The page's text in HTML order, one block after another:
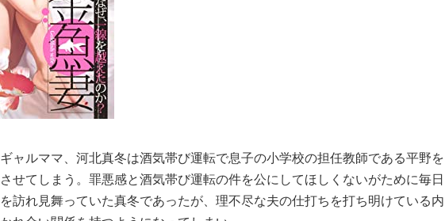
ャルママ、河北真冬は酒気帯び運転で息子の小学校の担任教師である平野を
せてしまう。罪悪感と酒気帯び運転の件を公にしてほしくないがために毎日
訪れ見舞っていた真冬であったが、理不尽な夫の仕打ちを打ち明けている内